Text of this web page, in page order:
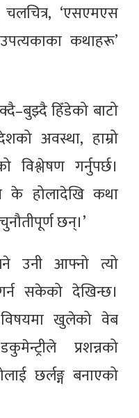
चलचित्र, ‘एसएमएस
कथाहरू’
हिँडेको बाटो
अवस्था, हाम्रो
विश्लेषण गर्नुपर्छ।
के होलादेखि कथा
छन्।’
उनी आफ्नो त्यो
सकेको देखिन्छ।
विषयमा खुलेको वेब
प्रशन्नको
छर्लङ्ग बनाएको